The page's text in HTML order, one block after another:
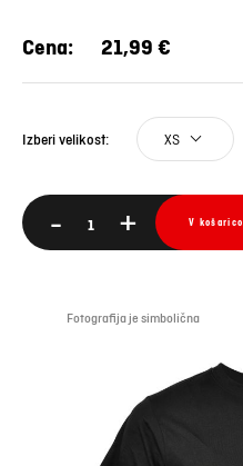
Fotografija je simbolična
Cena: 21,99 €
Izberi velikost: XS
- + V košarico